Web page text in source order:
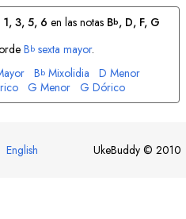
1, 3, 5, 6 en las notas Bb, D, F, G
Bb sexta mayor.
Bb Mixolidia D Menor
G Menor G Dórico
English UkeBuddy © 2010